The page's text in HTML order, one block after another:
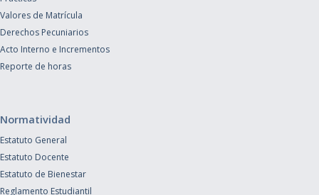
Valores de Matrícula
Derechos Pecuniarios
Acto Interno e Incrementos
Reporte de horas
Normatividad
Estatuto General
Estatuto Docente
Estatuto de Bienestar
Reglamento Estudiantil